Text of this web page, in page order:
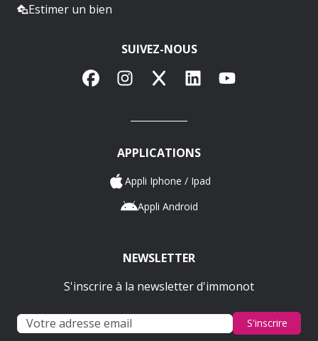
Estimer un bien
SUIVEZ-NOUS
FacebookInstagram
X LinkedInYouTube
APPLICATIONS
Appli Iphone / Ipad
Appli Android
NEWSLETTER
S'inscrire à la newsletter d'immonot
S'inscrire